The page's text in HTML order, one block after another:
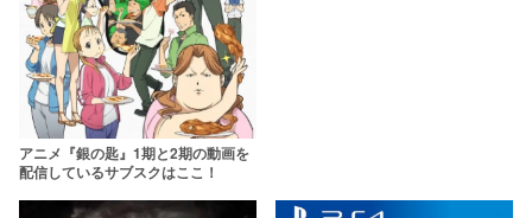
アニメ『銀の匙』1期と2期の動画を
配信しているサブスクはここ！